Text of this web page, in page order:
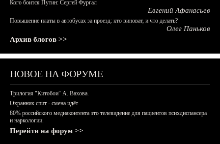
Кого боится Путин: Сергей Фургал
Евгений Афанасьев
Повышение платы в автобусах за проезд: кто виноват, и что делать?
Олег Паньков
Архив блогов >>
НОВОЕ НА ФОРУМЕ
Трилогия "Китобои" А. Вахова.
Охранник спит - смена идёт
80% российского медиаконтента это телевидение для пациентов психдиспансера
и наркологии.
Перейти на форум >>